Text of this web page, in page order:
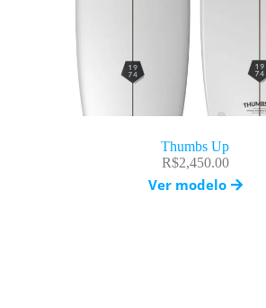
Thumbs Up
R$2,450.00
Ver modelo